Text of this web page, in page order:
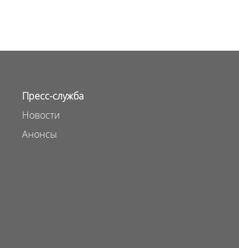
Пресс-служба
Новости
Анонсы